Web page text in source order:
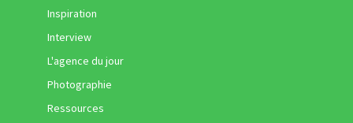
Inspiration
Interview
L'agence du jour
Photographie
Ressources